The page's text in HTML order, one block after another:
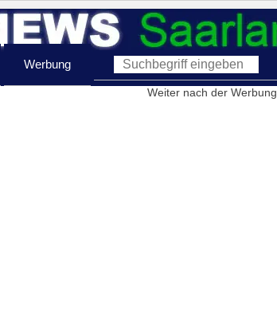
Werbung
Weiter nach der Werbung